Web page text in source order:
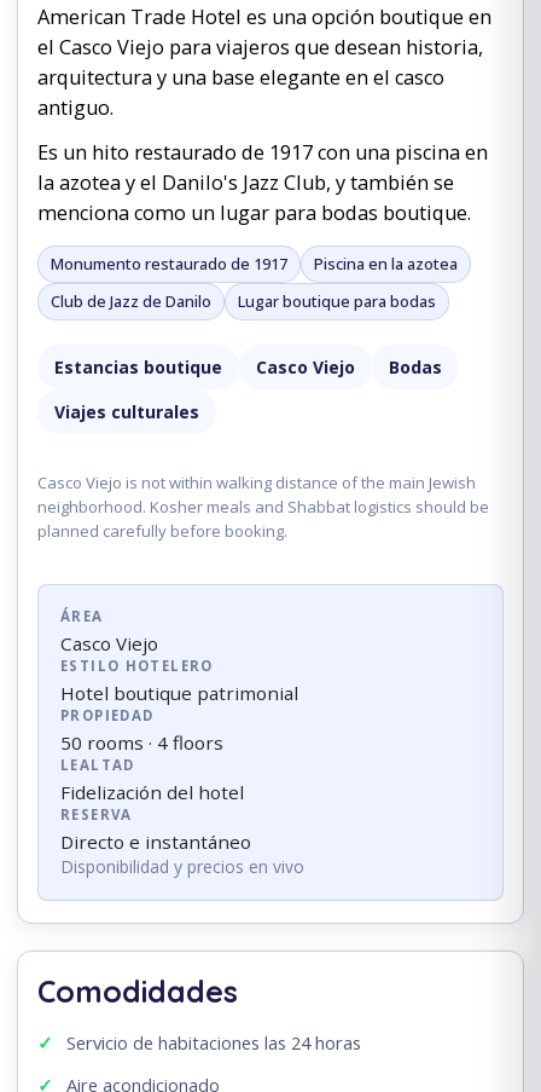
American Trade Hotel es una opción boutique en
el Casco Viejo para viajeros que desean historia,
arquitectura y una base elegante en el casco
antiguo.
Es un hito restaurado de 1917 con una piscina en
la azotea y el Danilo's Jazz Club, y también se
menciona como un lugar para bodas boutique.
Monumento restaurado de 1917
Piscina en la azotea
Club de Jazz de Danilo
Lugar boutique para bodas
Estancias boutique Casco Viejo
Bodas
Viajes culturales
Casco Viejo is not within walking distance of the main Jewish
neighborhood. Kosher meals and Shabbat logistics should be
planned carefully before booking.
ÁREA
Casco Viejo
ESTILO HOTELERO
Hotel boutique patrimonial
PROPIEDAD
50 rooms · 4 floors
LEALTAD
Fidelización del hotel
RESERVA
Directo e instantáneo
Disponibilidad y precios en vivo
Comodidades
Servicio de habitaciones las 24 horas
Aire acondicionado